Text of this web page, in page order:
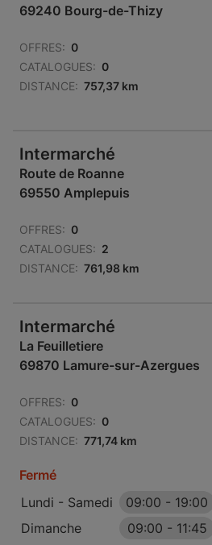
69240 Bourg-de-Thizy
OFFRES: 0
CATALOGUES: 0
DISTANCE: 757,37 km
Intermarché
Route de Roanne
69550 Amplepuis
OFFRES: 0
CATALOGUES: 2
DISTANCE: 761,98 km
Intermarché
La Feuilletiere
69870 Lamure-sur-Azergues
OFFRES: 0
CATALOGUES: 0
DISTANCE: 771,74 km
Fermé
Lundi - Samedi
09:00 - 19:00
Dimanche
09:00 - 11:45